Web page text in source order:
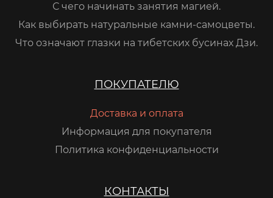
С чего начинать занятия магией.
Как выбирать натуральные камни-самоцветы.
Что означают глазки на тибетских бусинах Дзи.
ПОКУПАТЕЛЮ
Доставка и оплата
Информация для покупателя
Политика конфиденциальности
КОНТАКТЫ